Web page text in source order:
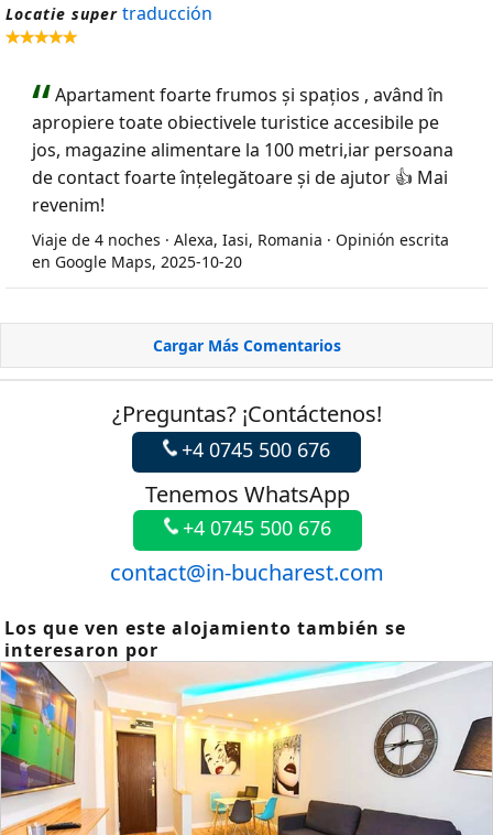
Locatie super traducción
Apartament foarte frumos și spațios , având în
apropiere toate obiectivele turistice accesibile pe
jos, magazine alimentare la 100 metri,iar persoana
de contact foarte înțelegătoare și de ajutor 👍 Mai
revenim!
Viaje de 4 noches · Alexa, Iasi, Romania · Opinión escrita
en Google Maps, 2025-10-20
Cargar Más Comentarios
¿Preguntas? ¡Contáctenos!
+4 0745 500 676
Tenemos WhatsApp
+4 0745 500 676
contact@in-bucharest.com
Los que ven este alojamiento también se
interesaron por